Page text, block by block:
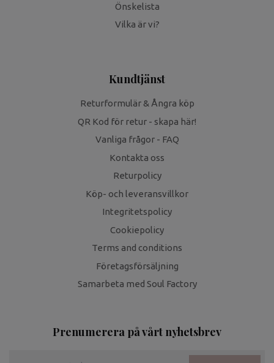
Önskelista
Vilka är vi?
Kundtjänst
Returformulär & Ångra köp
QR Kod för retur - skapa här!
Vanliga frågor - FAQ
Kontakta oss
Returpolicy
Köp- och leveransvillkor
Integritetspolicy
Cookiepolicy
Terms and conditions
Företagsförsäljning
Samarbeta med Soul Factory
Prenumerera på vårt nyhetsbrev